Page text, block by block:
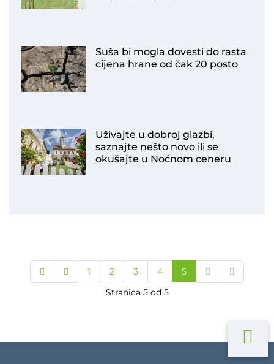
Suša bi mogla dovesti do rasta
cijena hrane od čak 20 posto
Uživajte u dobroj glazbi,
saznajte nešto novo ili se
okušajte u Noćnom ceneru
1 2 3 4
5
Stranica 5 od 5